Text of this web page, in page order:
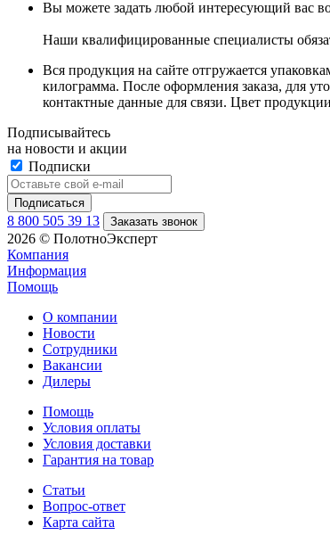
Вы можете задать любой интересующий вас
Наши квалифицированные специалисты
Вся продукция на сайте отгружается
килограмма. После оформления заказа, для
контактные данные для связи. Цвет
Подписывайтесь
на новости и акции
Подписки
8 800 505 39 13 Заказать звонок
2026 © ПолотноЭксперт
Компания
Информация
Помощь
О компании
Новости
Сотрудники
Вакансии
Дилеры
Помощь
Условия оплаты
Условия доставки
Гарантия на товар
Статьи
Вопрос-ответ
Карта сайта